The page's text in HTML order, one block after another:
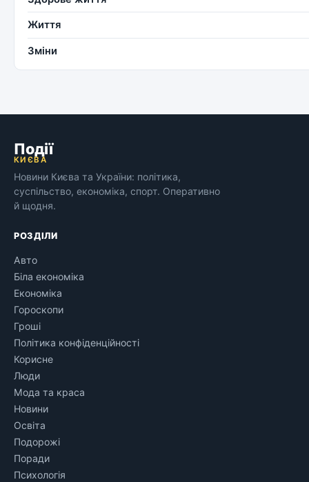
Життя
Зміни
Події
КИЄВА
Новини Києва та України: політика,
суспільство, економіка, спорт. Оперативно
й щодня.
РОЗДІЛИ
Авто
Біла економіка
Економіка
Гороскопи
Гроші
Політика конфіденційності
Корисне
Люди
Мода та краса
Новини
Освіта
Подорожі
Поради
Психологія